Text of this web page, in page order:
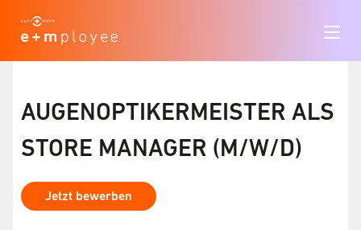
AUGENOPTIKERMEISTER ALS
STORE MANAGER (M/W/D)
Jetzt bewerben